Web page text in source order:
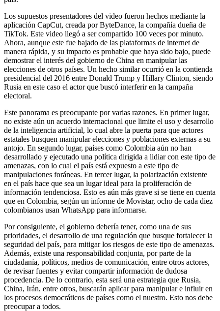
Los supuestos presentadores del video fueron hechos mediante la
aplicación CapCut, creada por ByteDance, la compañía dueña de
TikTok. Este video llegó a ser compartido 100 veces por minuto.
Ahora, aunque este fue bajado de las plataformas de internet de
manera rápida, y su impacto es probable que haya sido bajo, puede
demostrar el interés del gobierno de China en manipular las
elecciones de otros países. Un hecho similar ocurrió en la contienda
presidencial del 2016 entre Donald Trump y Hillary Clinton, siendo
Rusia en este caso el actor que buscó interferir en la campaña
electoral.
Este panorama es preocupante por varias razones. En primer lugar,
no existe aún un acuerdo internacional que limite el uso y desarrollo
de la inteligencia artificial, lo cual abre la puerta para que actores
estatales busquen manipular elecciones y poblaciones externas a su
antojo. En segundo lugar, países como Colombia aún no han
desarrollado y ejecutado una política dirigida a lidiar con este tipo de
amenazas, con lo cual el país está expuesto a este tipo de
manipulaciones foráneas. En tercer lugar, la polarización existente
en el país hace que sea un lugar ideal para la proliferación de
información tendenciosa. Esto es aún más grave si se tiene en cuenta
que en Colombia, según un informe de Movistar, ocho de cada diez
colombianos usan WhatsApp para informarse.
Por consiguiente, el gobierno debería tener, como una de sus
prioridades, el desarrollo de una regulación que busque fortalecer la
seguridad del país, para mitigar los riesgos de este tipo de amenazas.
Además, existe una responsabilidad conjunta, por parte de la
ciudadanía, políticos, medios de comunicación, entre otros actores,
de revisar fuentes y evitar compartir información de dudosa
procedencia. De lo contrario, esta será una estrategia que Rusia,
China, Irán, entre otros, buscarán aplicar para manipular e influir en
los procesos democráticos de países como el nuestro. Esto nos debe
preocupar a todos.